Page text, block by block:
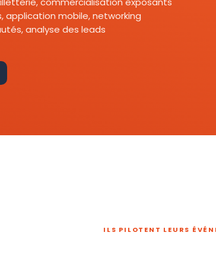
application mobile, networking
analyse des leads
ILS PILOTENT LEURS